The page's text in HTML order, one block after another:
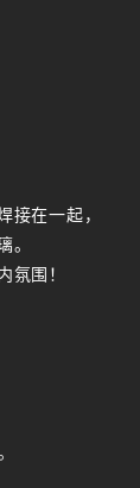
接在一起，
。
氛围！